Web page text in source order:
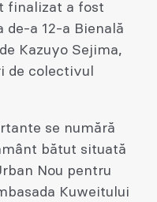
finalizat a fost
de-a 12-a Bienală
Kazuyo Sejima,
de colectivul
se numără
bătut situată
Nou pentru
Kuweitului